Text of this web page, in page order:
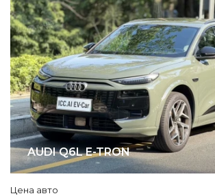
AUDI Q6L E-TRON
Цена авто